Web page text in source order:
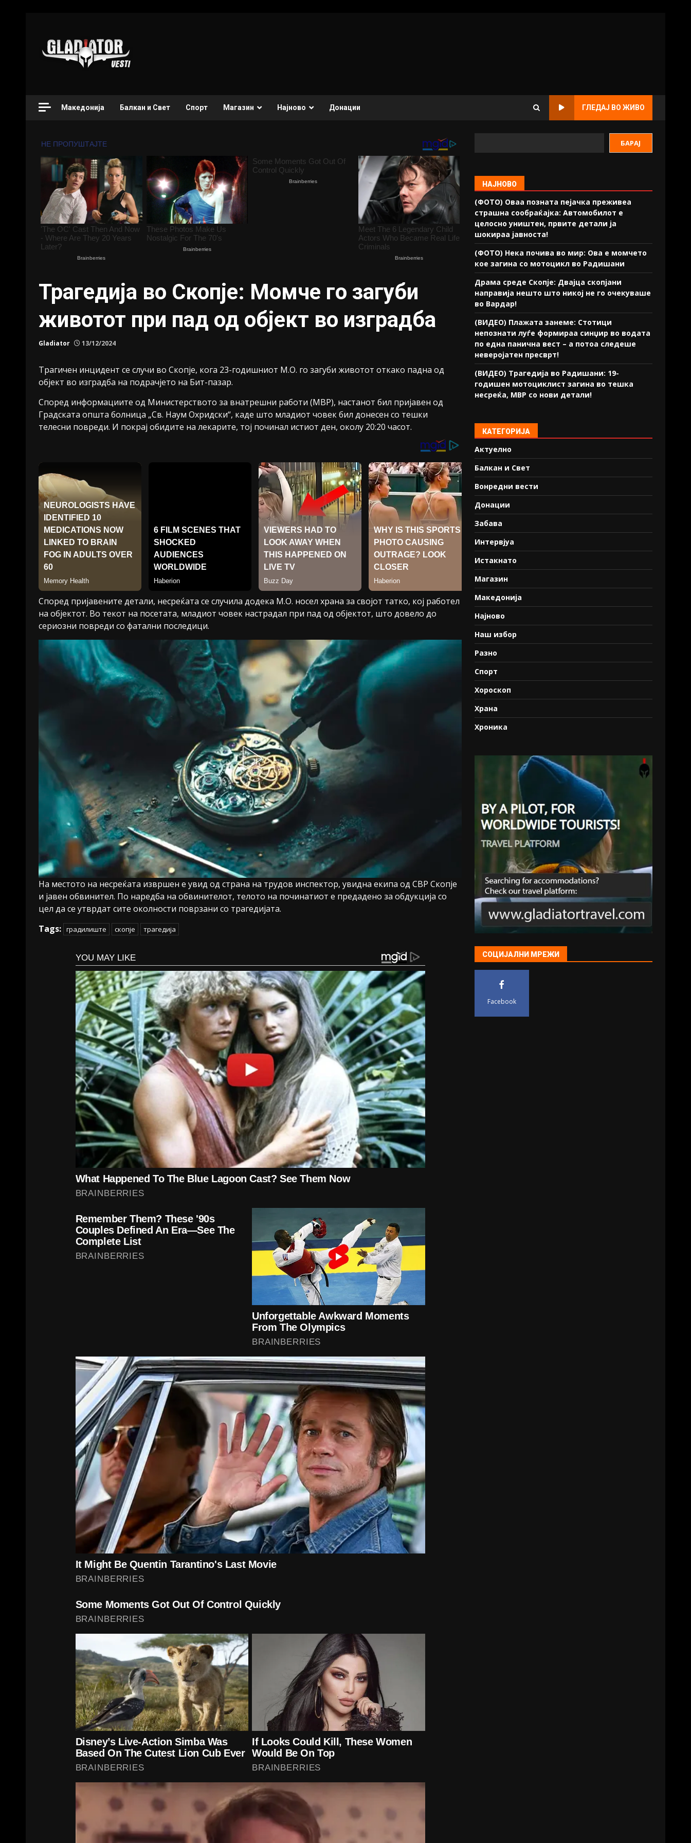
Македонија Балкан и Свет Спорт Магазин Најново Донации ГЛЕДАЈ ВО ЖИВО
Трагедија во Скопје: Момче го загуби
животот при пад од објект во изградба
Gladiator 13/12/2024
Трагичен инцидент се случи во Скопје, кога 23-годишниот М.О. го загуби животот откако падна од
објект во изградба на подрачјето на Бит-пазар.
Според информациите од Министерството за внатрешни работи (МВР), настанот бил пријавен од
Градската општа болница „Св. Наум Охридски“, каде што младиот човек бил донесен со тешки
телесни повреди. И покрај обидите на лекарите, тој починал истиот ден, околу 20:20 часот.
Според пријавените детали, несреќата се случила додека М.О. носел храна за својот татко, кој работел
на објектот. Во текот на посетата, младиот човек настрадал при пад од објектот, што довело до
сериозни повреди со фатални последици.
На местото на несреќата извршен е увид од страна на трудов инспектор, увидна екипа од СВР Скопје
и јавен обвинител. По наредба на обвинителот, телото на починатиот е предадено за обдукција со
цел да се утврдат сите околности поврзани со трагедијата.
Tags: градилиште скопје трагедија
БАРАЈ
НАЈНОВО
(ФОТО) Оваа позната пејачка преживеа
страшна сообраќајка: Автомобилот е
целосно уништен, првите детали ја
шокираа јавноста!
(ФОТО) Нека почива во мир: Ова е момчето
кое загина со мотоцикл во Радишани
Драма среде Скопје: Двајца скопјани
направија нешто што никој не го очекуваше
во Вардар!
(ВИДЕО) Плажата занеме: Стотици
непознати луѓе формираа синџир во водата
по една панична вест – а потоа следеше
неверојатен пресврт!
(ВИДЕО) Трагедија во Радишани: 19-
годишен мотоциклист загина во тешка
несреќа, МВР со нови детали!
КАТЕГОРИЈА
Актуелно
Балкан и Свет
Вонредни вести
Донации
Забава
Интервјуа
Истакнато
Магазин
Македонија
Најново
Наш избор
Разно
Спорт
Хороскоп
Храна
Хроника
СОЦИЈАЛНИ МРЕЖИ
Facebook